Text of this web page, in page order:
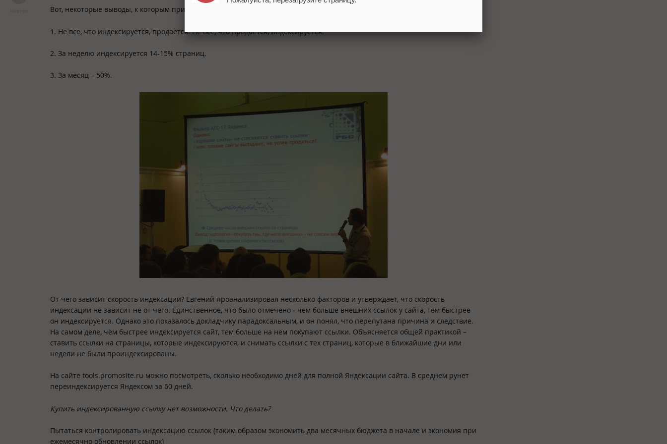
Вот, некоторые выводы, к которым пришел Евгений:
1. Не все, что индексируется, продается. Не все, что продается, индексируется.
2. За неделю индексируется 14-15% страниц.
3. За месяц – 50%.
От чего зависит скорость индексации? Евгений проанализировал несколько факторов и утверждает, что скорость
индексации не зависит не от чего. Единственное, что было отмечено - чем больше внешних ссылок у сайта, тем быстрее
он индексируется. Однако это показалось докладчику парадоксальным, и он понял, что перепутана причина и следствие.
На самом деле, чем быстрее индексируется сайт, тем больше на нем покупают ссылки. Объясняется общей практикой –
ставить ссылки на страницы, которые индексируются, и снимать ссылки с тех страниц, которые в ближайшие дни или
недели не были проиндексированы.
На сайте tools.promosite.ru можно посмотреть, сколько необходимо дней для полной Яндексации сайта. В среднем рунет
переиндексируется Яндексом за 60 дней.
Купить индексированную ссылку нет возможности. Что делать?
Пытаться контролировать индексацию ссылок (таким образом экономить два месячных бюджета в начале и экономия при
ежемесячно обновлении ссылок)